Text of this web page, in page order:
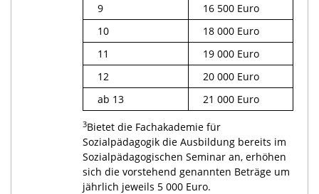
9
16 500 Euro
10
18 000 Euro
11
19 000 Euro
12
20 000 Euro
ab 13
21 000 Euro
3Bietet die Fachakademie für
Sozialpädagogik die Ausbildung bereits im
Sozialpädagogischen Seminar an, erhöhen
sich die vorstehend genannten Beträge um
jährlich jeweils 5 000 Euro.